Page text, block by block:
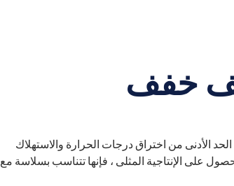
خفف
الحد الأدنى من اختراق درجات الحرارة والاستهلاك
على الإنتاجية المثلى ، فإنها تتناسب بسلاسة مع